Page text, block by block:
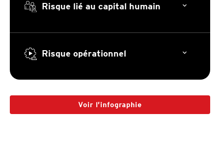
Risque lié au capital humain
Risque opérationnel
Voir l’infographie